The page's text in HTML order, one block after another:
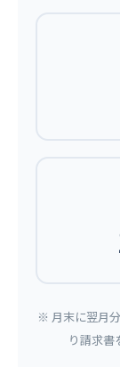
※ 月末に翌月
り請求書